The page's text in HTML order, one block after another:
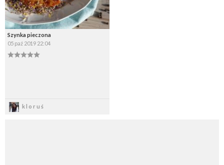
Szynka pieczona
05 paź 2019 22:04
kloruś